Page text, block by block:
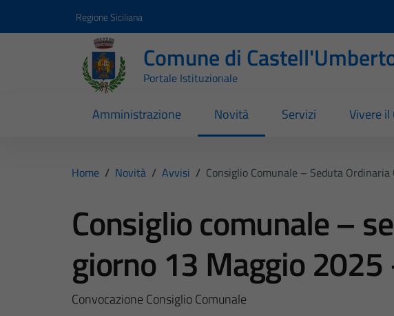
Regione Siciliana
Comune di
Portale Istituzionale
Amministrazione Novità Servizi Vivere il
Home / Novità / Avvisi / Consiglio Comunale – Seduta
Consiglio comunale –
giorno 13 Maggio
Convocazione Consiglio Comunale